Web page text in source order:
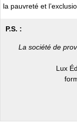
la pauvreté et
P.S. :
La société de
Lux